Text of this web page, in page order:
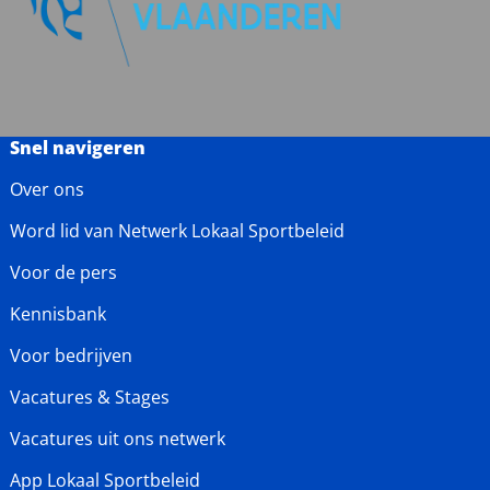
Snel navigeren
Over ons
Word lid van Netwerk Lokaal Sportbeleid
Voor de pers
Kennisbank
Voor bedrijven
Vacatures & Stages
Vacatures uit ons netwerk
App Lokaal Sportbeleid